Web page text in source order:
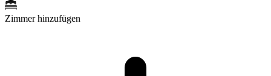
Zimmer hinzufügen